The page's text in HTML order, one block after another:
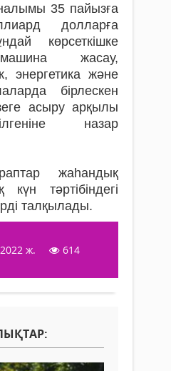
35 пайызға
долларға
көрсеткішке
жасау,
энергетика және
бірлескен
асыру арқылы
назар
жаһандық
тәртібіндегі
талқылады.
ж.
614